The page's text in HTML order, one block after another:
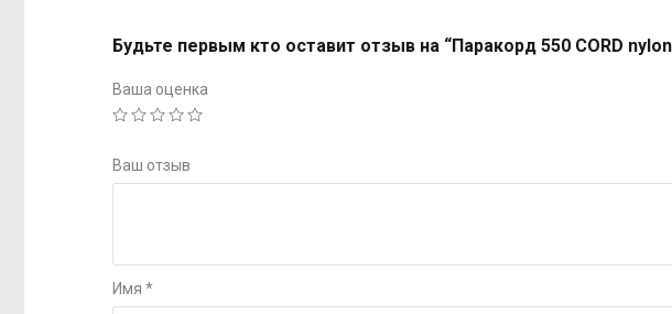
Будьте первым кто оставит отзыв на “Паракорд 550 CORD
Ваша оценка
Ваш отзыв
Имя *